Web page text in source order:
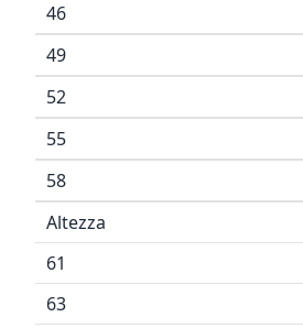
46
49
52
55
58
Altezza
61
63